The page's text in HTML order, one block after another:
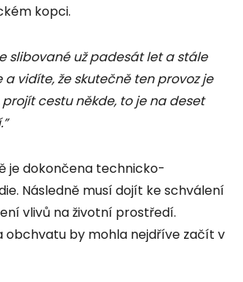
kopci.
slibované už padesát let a stále
a vidíte, že skutečně ten provoz je
cestu někde, to je na deset
je dokončena technicko-
Následně musí dojít ke schválení
vlivů na životní prostředí.
obchvatu by mohla nejdříve začít v